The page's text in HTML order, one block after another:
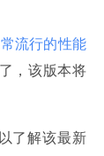
流行的性能
，该版本将
了解该最新